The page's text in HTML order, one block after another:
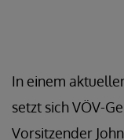
In einem
setzt sich VÖV-
Vorsitzender